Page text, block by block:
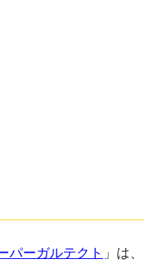
パーガルテクト 」は、